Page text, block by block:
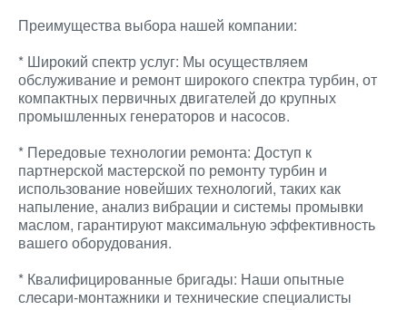
Преимущества выбора нашей компании:
* Широкий спектр услуг: Мы осуществляем
обслуживание и ремонт широкого спектра турбин, от
компактных первичных двигателей до крупных
промышленных генераторов и насосов.
* Передовые технологии ремонта: Доступ к
партнерской мастерской по ремонту турбин и
использование новейших технологий, таких как
напыление, анализ вибрации и системы промывки
маслом, гарантируют максимальную эффективность
вашего оборудования.
* Квалифицированные бригады: Наши опытные
слесари-монтажники и технические специалисты